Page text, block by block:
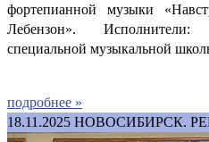
фортепианной музыки
Лебензон». Исполнители:
специальной музыкальной
подробнее »
18.11.2025 НОВОСИБИРСК.